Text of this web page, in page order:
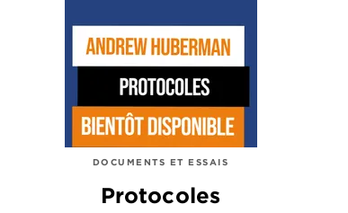
DOCUMENTS ET ESSAIS
Protocoles